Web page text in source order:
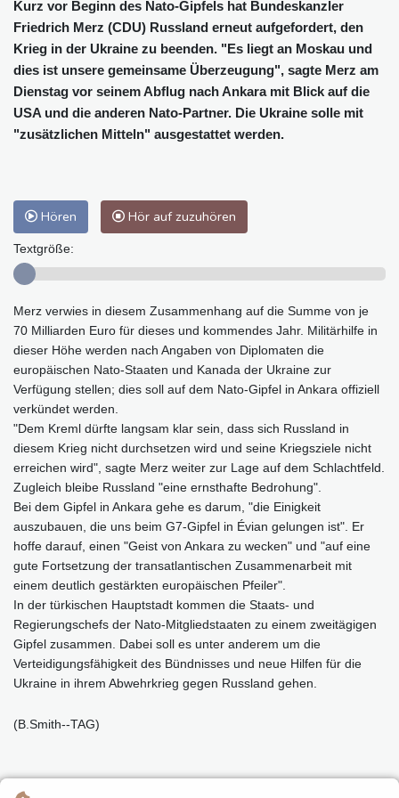
Kurz vor Beginn des Nato-Gipfels hat Bundeskanzler
Friedrich Merz (CDU) Russland erneut aufgefordert, den
Krieg in der Ukraine zu beenden. "Es liegt an Moskau und
dies ist unsere gemeinsame Überzeugung", sagte Merz am
Dienstag vor seinem Abflug nach Ankara mit Blick auf die
USA und die anderen Nato-Partner. Die Ukraine solle mit
"zusätzlichen Mitteln" ausgestattet werden.
Hören Hör auf zuzuhören
Textgröße:
Merz verwies in diesem Zusammenhang auf die Summe von je
70 Milliarden Euro für dieses und kommendes Jahr. Militärhilfe in
dieser Höhe werden nach Angaben von Diplomaten die
europäischen Nato-Staaten und Kanada der Ukraine zur
Verfügung stellen; dies soll auf dem Nato-Gipfel in Ankara offiziell
verkündet werden.
"Dem Kreml dürfte langsam klar sein, dass sich Russland in
diesem Krieg nicht durchsetzen wird und seine Kriegsziele nicht
erreichen wird", sagte Merz weiter zur Lage auf dem Schlachtfeld.
Zugleich bleibe Russland "eine ernsthafte Bedrohung".
Bei dem Gipfel in Ankara gehe es darum, "die Einigkeit
auszubauen, die uns beim G7-Gipfel in Évian gelungen ist". Er
hoffe darauf, einen "Geist von Ankara zu wecken" und "auf eine
gute Fortsetzung der transatlantischen Zusammenarbeit mit
einem deutlich gestärkten europäischen Pfeiler".
In der türkischen Hauptstadt kommen die Staats- und
Regierungschefs der Nato-Mitgliedstaaten zu einem zweitägigen
Gipfel zusammen. Dabei soll es unter anderem um die
Verteidigungsfähigkeit des Bündnisses und neue Hilfen für die
Ukraine in ihrem Abwehrkrieg gegen Russland gehen.
(B.Smith--TAG)